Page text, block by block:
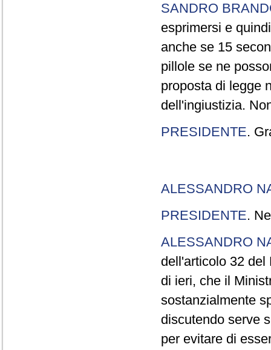
SANDRO
esprimersi e
anche se 15
pillole se ne
proposta di legge
dell'ingiustizia.
PRESIDENTE.
ALESSANDRO
PRESIDENTE.
ALESSANDRO
dell'articolo 32 del
di ieri, che il
sostanzialmente
discutendo serve
per evitare di